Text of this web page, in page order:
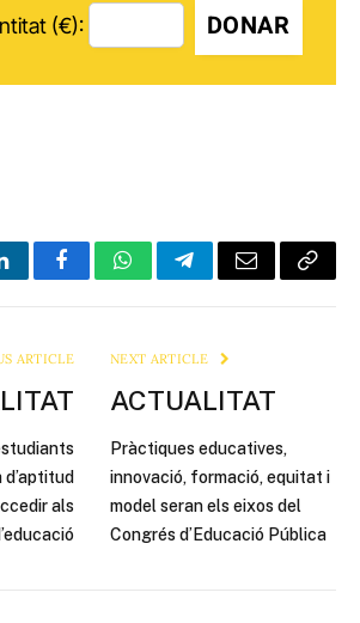
(€): DONAR
FacebookWhatsAppTelegramEmail Copy
ARTICLE
als
NEXT ARTICLE
ACTUALITAT
Pràctiques educatives,
innovació, formació, equitat i
model seran els eixos del
Congrés d’Educació Pública